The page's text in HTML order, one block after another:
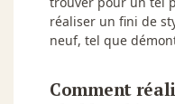
réaliser un fini de
neuf, tel que
Comment